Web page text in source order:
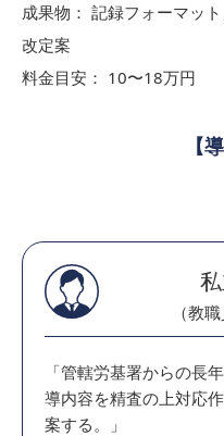
成果物： 記録フォーマッ
改定案
料金目安： 10〜18万円
【
（教
「管轄労基署からの長
導内容を精査の上対応
案する。」